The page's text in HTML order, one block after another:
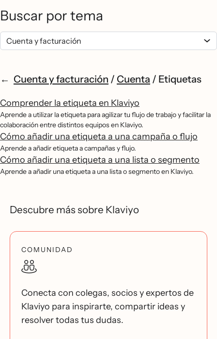
Buscar por tema
Cuenta y facturación / Cuenta / Etiquetas
Comprender la etiqueta en Klaviyo
Aprende a utilizar la etiqueta para agilizar tu flujo de trabajo y facilitar la
colaboración entre distintos equipos en Klaviyo.
Cómo añadir una etiqueta a una campaña o flujo
Aprende a añadir etiqueta a campañas y flujo.
Cómo añadir una etiqueta a una lista o segmento
Aprende a añadir una etiqueta a una lista o segmento en Klaviyo.
Descubre más sobre Klaviyo
COMUNIDAD
Conecta con colegas, socios y expertos de
Klaviyo para inspirarte, compartir ideas y
resolver todas tus dudas.